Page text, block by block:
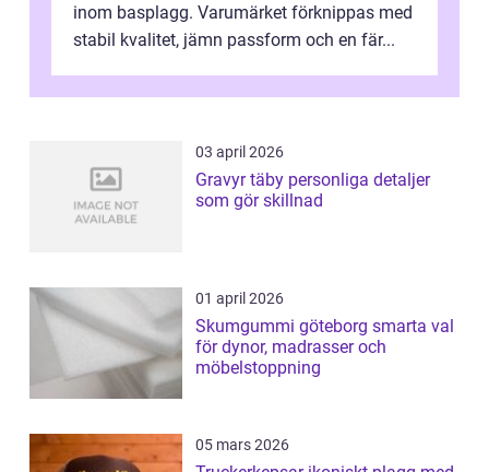
inom basplagg. Varumärket förknippas med
stabil kvalitet, jämn passform och en fär...
03 april 2026
Gravyr täby personliga detaljer
som gör skillnad
01 april 2026
Skumgummi göteborg smarta val
för dynor, madrasser och
möbelstoppning
05 mars 2026